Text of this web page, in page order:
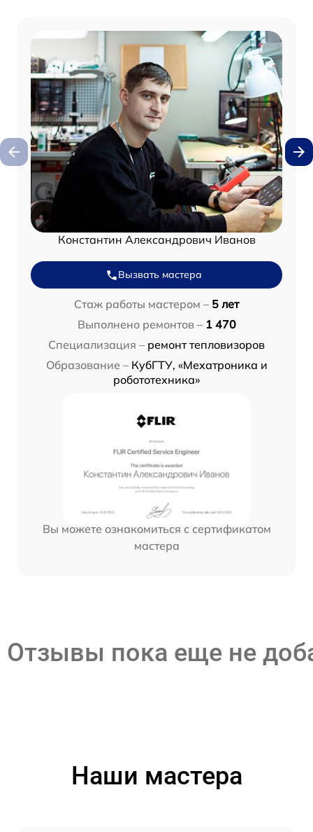
Константин Александрович Иванов
Вызвать мастера
Стаж работы мастером – 5 лет
Выполнено ремонтов – 1 470
Специализация – ремонт тепловизоров
Образование – КубГТУ, «Мехатроника и
робототехника»
Вы можете ознакомиться с сертификатом
мастера
Отзывы пока еще не
Наши мастера